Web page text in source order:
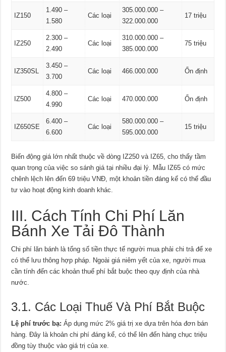
IZ150
1.490 –
1.580
Các loại
305.000.000 –
322.000.000
17 triệu
IZ250
2.300 –
2.490
Các loại
310.000.000 –
385.000.000
75 triệu
IZ350SL
3.450 –
3.700
Các loại 466.000.000 Ổn định
IZ500
4.800 –
4.990
Các loại 470.000.000 Ổn định
IZ650SE
6.400 –
6.600
Các loại
580.000.000 –
595.000.000
15 triệu
Biến động giá lớn nhất thuộc về dòng IZ250 và IZ65, cho thấy tầm
quan trọng của việc so sánh giá tại nhiều đại lý. Mẫu IZ65 có mức
chênh lệch lên đến 69 triệu VNĐ, một khoản tiền đáng kể có thể đầu
tư vào hoạt động kinh doanh khác.
III. Cách Tính Chi Phí Lăn
Bánh Xe Tải Đô Thành
Chi phí lăn bánh là tổng số tiền thực tế người mua phải chi trả để xe
có thể lưu thông hợp pháp. Ngoài giá niêm yết của xe, người mua
cần tính đến các khoản thuế phí bắt buộc theo quy định của nhà
nước.
3.1. Các Loại Thuế Và Phí Bắt Buộc
Lệ phí trước bạ: Áp dụng mức 2% giá trị xe dựa trên hóa đơn bán
hàng. Đây là khoản chi phí đáng kể, có thể lên đến hàng chục triệu
đồng tùy thuộc vào giá trị của xe.